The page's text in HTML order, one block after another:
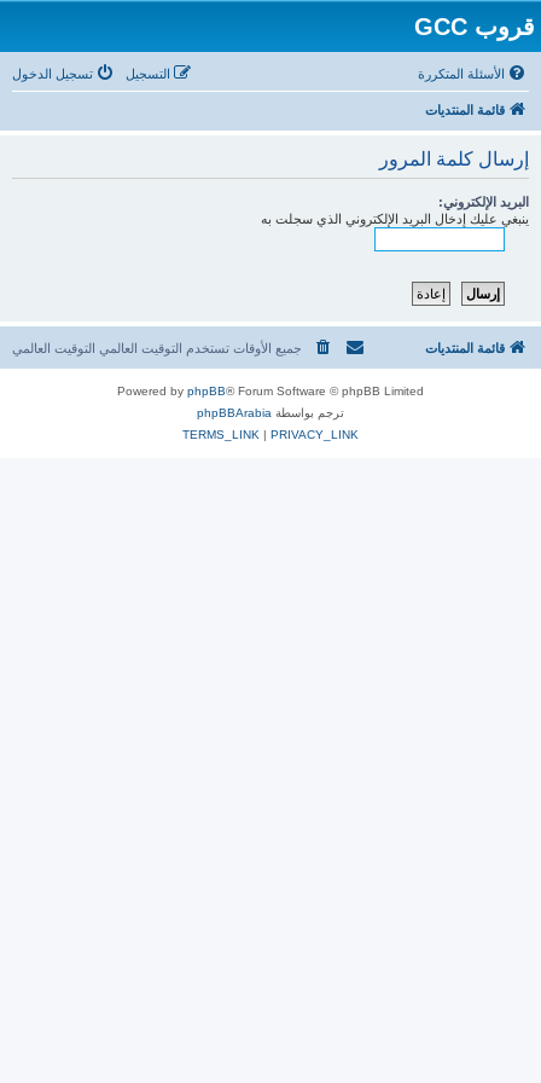
قروب GCC
الأسئلة المتكررة تسجيل الدخول التسجيل
قائمة المنتديات
إرسال كلمة المرور
البريد الإلكتروني:
ينبغي عليك إدخال البريد الإلكتروني الذي سجلت به
قائمة المنتديات جميع الأوقات تستخدم التوقيت العالمي التوقيت العالمي
Powered by phpBB® Forum Software © phpBB Limited
ترجم بواسطة phpBBArabia
PRIVACY_LINK
|
TERMS_LINK